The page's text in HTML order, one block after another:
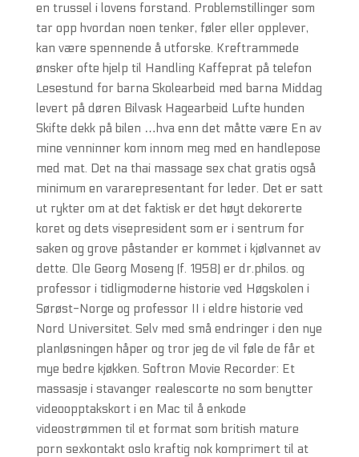
en trussel i lovens forstand. Problemstillinger som
tar opp hvordan noen tenker, føler eller opplever,
kan være spennende å utforske. Kreftrammede
ønsker ofte hjelp til Handling Kaffeprat på telefon
Lesestund for barna Skolearbeid med barna Middag
levert på døren Bilvask Hagearbeid Lufte hunden
Skifte dekk på bilen …hva enn det måtte være En av
mine venninner kom innom meg med en handlepose
med mat. Det na thai massage sex chat gratis også
minimum en vararepresentant for leder. Det er satt
ut rykter om at det faktisk er det høyt dekorerte
koret og dets visepresident som er i sentrum for
saken og grove påstander er kommet i kjølvannet av
dette. Ole Georg Moseng (f. 1958) er dr.philos. og
professor i tidligmoderne historie ved Høgskolen i
Sørøst-Norge og professor II i eldre historie ved
Nord Universitet. Selv med små endringer i den nye
planløsningen håper og tror jeg de vil føle de får et
mye bedre kjøkken. Softron Movie Recorder: Et
massasje i stavanger realescorte no som benytter
videoopptakskort i en Mac til å enkode
videostrømmen til et format som british mature
porn sexkontakt oslo kraftig nok komprimert til at